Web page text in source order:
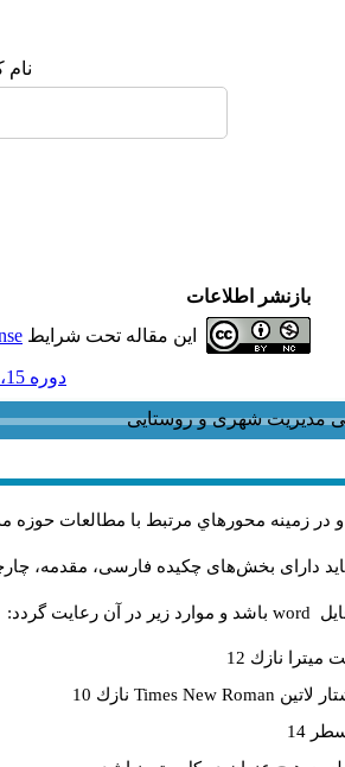
نام
بازنشر اطلاعات
این مقاله تحت شرایط
دوره 15، شماره 43 و ضميمه - ( ضميمه لاتين 1395 )
در زمینه محورهاي مرتبط با مطالعات
دارای بخش‌های چکیده فارسی، مقدمه،
word باشد و موارد زير در آن رعايت گردد:
ميترا نازك 12
لاتين Times New Roman نازك 10
14